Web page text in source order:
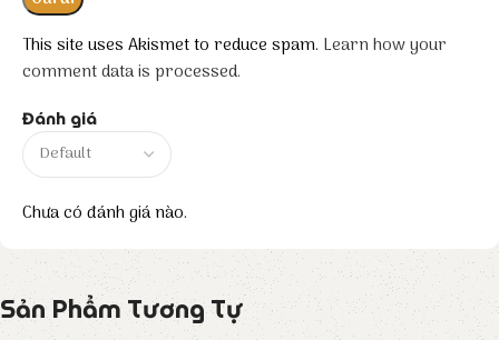
Đánh giá
Chưa có đánh giá nào.
This site uses Akismet to reduce spam. Learn how your
comment data is processed.
Sản Phẩm Tương Tự